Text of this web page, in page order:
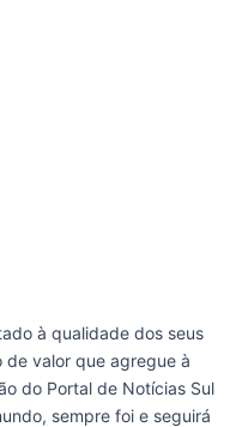
à qualidade dos seus
de valor que agregue à
do Portal de Notícias Sul
sempre foi e seguirá